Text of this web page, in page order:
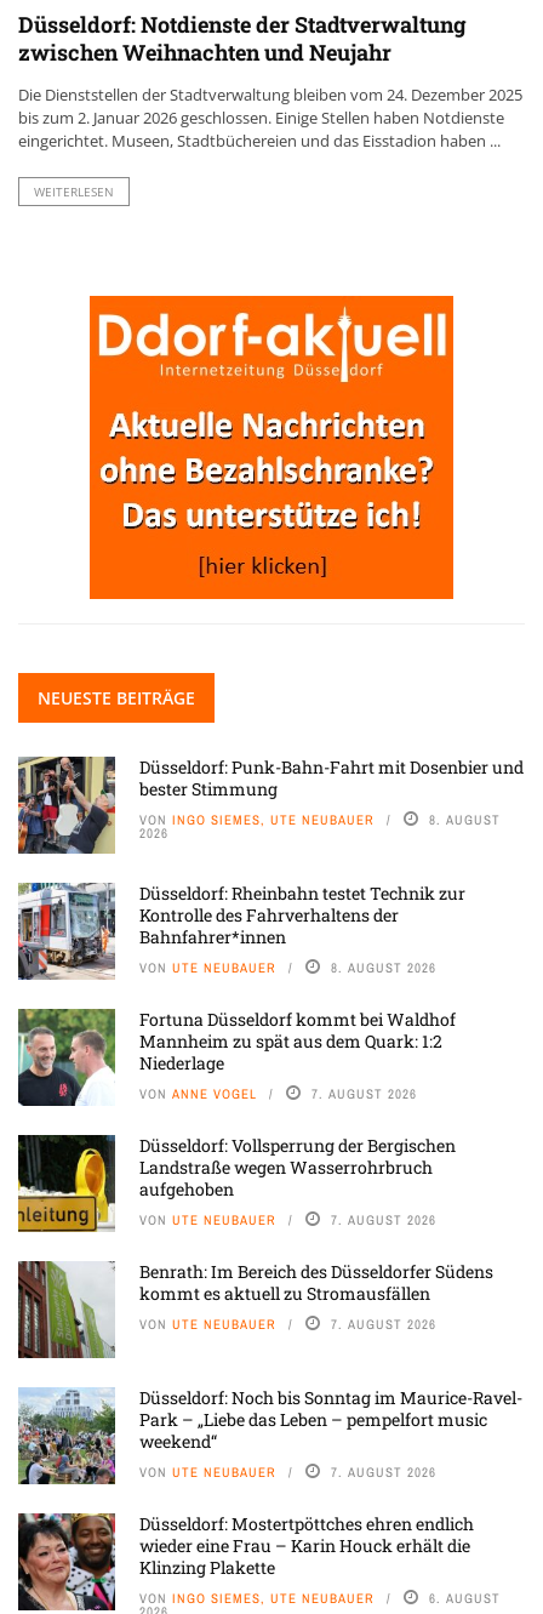
Düsseldorf: Notdienste der Stadtverwaltung
zwischen Weihnachten und Neujahr
Die Dienststellen der Stadtverwaltung bleiben vom 24. Dezember 2025
bis zum 2. Januar 2026 geschlossen. Einige Stellen haben Notdienste
eingerichtet. Museen, Stadtbüchereien und das Eisstadion haben ...
WEITERLESEN
NEUESTE BEITRÄGE
Düsseldorf: Punk-Bahn-Fahrt mit Dosenbier und
bester Stimmung
VON INGO SIEMES, UTE NEUBAUER 8. AUGUST
2026
Düsseldorf: Rheinbahn testet Technik zur
Kontrolle des Fahrverhaltens der
Bahnfahrer*innen
VON UTE NEUBAUER 8. AUGUST 2026
Fortuna Düsseldorf kommt bei Waldhof
Mannheim zu spät aus dem Quark: 1:2
Niederlage
VON ANNE VOGEL 7. AUGUST 2026
Düsseldorf: Vollsperrung der Bergischen
Landstraße wegen Wasserrohrbruch
aufgehoben
VON UTE NEUBAUER 7. AUGUST 2026
Benrath: Im Bereich des Düsseldorfer Südens
kommt es aktuell zu Stromausfällen
VON UTE NEUBAUER 7. AUGUST 2026
Düsseldorf: Noch bis Sonntag im Maurice-Ravel-
Park – „Liebe das Leben – pempelfort music
weekend“
VON UTE NEUBAUER 7. AUGUST 2026
Düsseldorf: Mostertpöttches ehren endlich
wieder eine Frau – Karin Houck erhält die
Klinzing Plakette
VON INGO SIEMES, UTE NEUBAUER 6. AUGUST